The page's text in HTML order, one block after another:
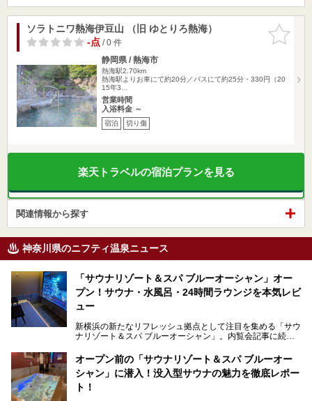
お気に入
りに追加
ソラトニワ熱海伊豆山 （旧 ゆとりろ熱海）
-点/ 0 件
静岡県 / 熱海市
熱海駅2.70km
熱海駅よりお車にて約20分／バスにて約25分・330円（20
15年3…
営業時間
入浴料金 ～
宿泊 切り傷
楽天トラベルの宿泊プランを見る
関連情報から探す
神奈川県のニフティ温泉ニュース
「サウナリゾート＆スパ ブルーオーシャン」オー
プン！サウナ・水風呂・24時間ラウンジを本気レビ
ュー
新横浜の新たなリフレッシュ拠点として注目を集める「サウ
ナリゾート＆スパ ブルーオーシャン」。内覧会記事に続
す。サウナや水風呂の気持ちよさはもちろん、リラックスス
ペースの過ごしやすさまで徹底チェック。新横浜エリアで日
常の疲れをリセットしたい人、ライブやスポーツ観戦遠征組
は必見です。
オープン前の「サウナリゾート＆スパ ブルーオー
シャン」に潜入！没入型サウナの魅力を徹底レポー
ト！